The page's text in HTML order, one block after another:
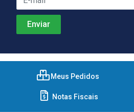
Meus Pedidos
Notas Fiscais